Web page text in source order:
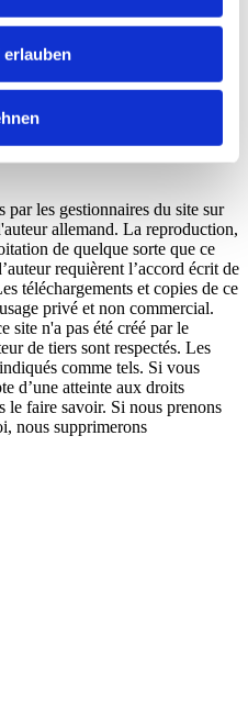
la création des liens par
la loi. Aucun contenu illégal
la mise en place des liens.
contenu des pages liées n'est
d'une violation de la loi. Dès que
de la loi, nous
par les gestionnaires du site sur
allemand. La reproduction,
de quelque sorte que ce
requièrent l’accord écrit de
téléchargements et copies de ce
privé et non commercial.
site n'a pas été créé par le
de tiers sont respectés. Les
comme tels. Si vous
d’une atteinte aux droits
le faire savoir. Si nous prenons
nous supprimerons